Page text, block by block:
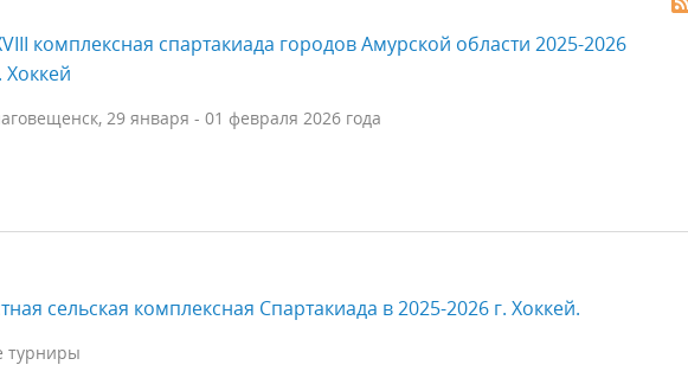
комплексная спартакиада городов Амурской области 2025-2026
Хоккей
29 января - 01 февраля 2026 года
сельская комплексная Спартакиада в 2025-2026 г. Хоккей.
турниры